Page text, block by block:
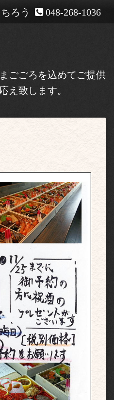
048-268-1036
ろう
ごごろを込めてご提供
え致します。